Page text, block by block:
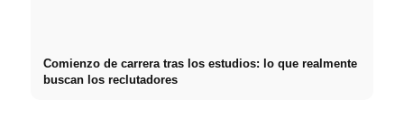
Comienzo de carrera tras los estudios: lo que realmente
buscan los reclutadores